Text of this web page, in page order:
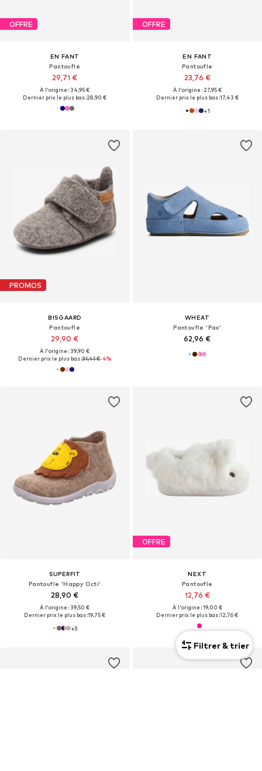
OFFRE
EN FANT
Pantoufle
29,71 €
À l'origine : 34,95 €
Dernier prix le plus bas :28,90 €
OFFRE
EN FANT
Pantoufle
23,76 €
À l'origine : 27,95 €
Dernier prix le plus bas :17,43 €
+1
PROMOS
BISGAARD
Pantoufle
29,90 €
À l'origine : 39,90 €
Dernier prix le plus bas :31,41 €-4%
WHEAT
Pantoufle 'Pax'
62,96 €
SUPERFIT
Pantoufle 'Happy Octi'
28,90 €
À l'origine : 39,50 €
Dernier prix le plus bas :19,75 €
+3
OFFRE
NEXT
Pantoufle
12,76 €
À l'origine : 19,00 €
Dernier prix le plus bas :12,76 €
Filtrer & trier